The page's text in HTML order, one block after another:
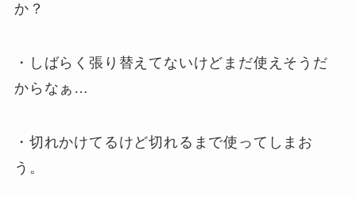
か？
・しばらく張り替えてないけどまだ使えそうだ
からなぁ…
・切れかけてるけど切れるまで使ってしまお
う。